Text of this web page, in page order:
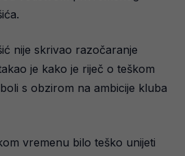
nije skrivao razočaranje
je kako je riječ o teškom
s obzirom na ambicije kluba
vremenu bilo teško unijeti